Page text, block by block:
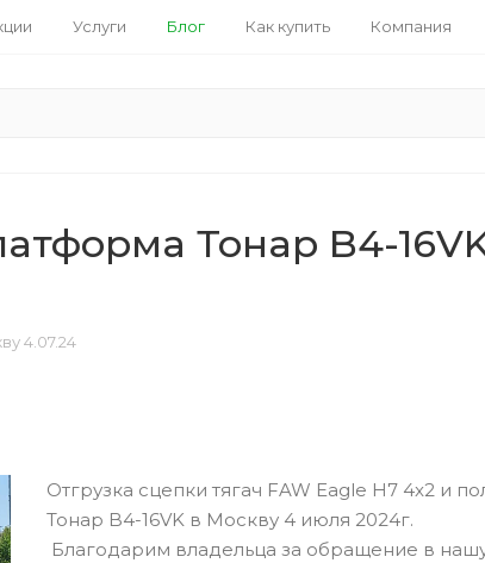
Услуги Блог Как купить Компания
Тонар B4-
4.07.24
Отгрузка сцепки тягач FAW Eagle H7 4x2 и
Тонар B4-16VK в Москву 4 июля 2024г.
Благодарим владельца за обращение в